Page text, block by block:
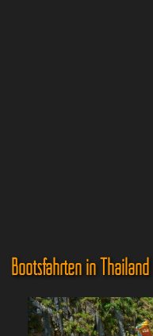
Bootsfahrten in Thailand